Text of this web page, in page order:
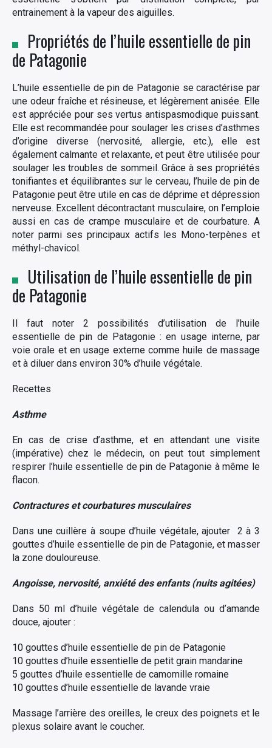
entrainement à la vapeur des aiguilles.
Propriétés de l’huile essentielle de pin
de Patagonie
L’huile essentielle de pin de Patagonie se caractérise par
une odeur fraîche et résineuse, et légèrement anisée. Elle
est appréciée pour ses vertus antispasmodique puissant.
Elle est recommandée pour soulager les crises d’asthmes
d’origine diverse (nervosité, allergie, etc.), elle est
également calmante et relaxante, et peut être utilisée pour
soulager les troubles de sommeil. Grâce à ses propriétés
tonifiantes et équilibrantes sur le cerveau, l’huile de pin de
Patagonie peut être utile en cas de déprime et dépression
nerveuse. Excellent décontractant musculaire, on l’emploie
aussi en cas de crampe musculaire et de courbature. A
noter parmi ses principaux actifs les Mono-terpènes et
méthyl-chavicol.
Utilisation de l’huile essentielle de pin
de Patagonie
Il faut noter 2 possibilités d’utilisation de l’huile
essentielle de pin de Patagonie : en usage interne, par
voie orale et en usage externe comme huile de massage
et à diluer dans environ 30% d’huile végétale.
Recettes
Asthme
En cas de crise d’asthme, et en attendant une visite
(impérative) chez le médecin, on peut tout simplement
respirer l’huile essentielle de pin de Patagonie à même le
flacon.
Contractures et courbatures musculaires
Dans une cuillère à soupe d’huile végétale, ajouter 2 à 3
gouttes d’huile essentielle de pin de Patagonie, et masser
la zone douloureuse.
Angoisse, nervosité, anxiété des enfants (nuits agitées)
Dans 50 ml d’huile végétale de calendula ou d’amande
douce, ajouter :
10 gouttes d’huile essentielle de pin de Patagonie
10 gouttes d’huile essentielle de petit grain mandarine
5 gouttes d’huile essentielle de camomille romaine
10 gouttes d’huile essentielle de lavande vraie
Massage l’arrière des oreilles, le creux des poignets et le
plexus solaire avant le coucher.